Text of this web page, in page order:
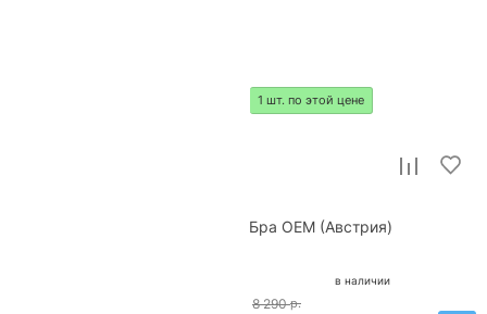
1 шт. по этой цене
Бра OEM (Австрия)
в наличии
8 290 р.